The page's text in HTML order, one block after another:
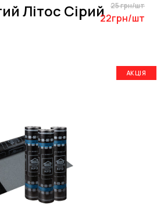
Літос Сірий 25 грн/шт
22грн/шт
АКЦІЯ